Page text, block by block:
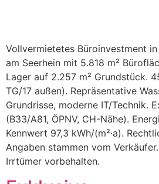
Vollvermietetes Büroinvestment
am Seerhein mit 5.818 m²
Lager auf 2.257 m² Grundstück.
TG/17 außen). Repräsentative
Grundrisse, moderne IT/Technik.
(B33/A81, ÖPNV, CH-Nähe).
Kennwert 97,3 kWh/(m²·a).
Angaben stammen vom
Irrtümer vorbehalten.